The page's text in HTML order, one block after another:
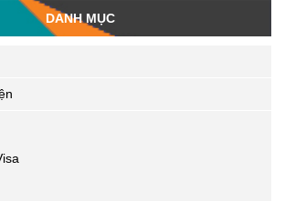
DANH MỤC